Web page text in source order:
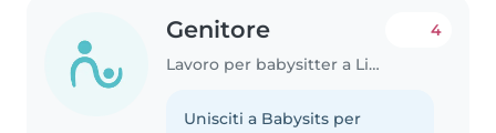
Genitore
Lavoro per babysitter a Livorno
4
Unisciti a Babysits per